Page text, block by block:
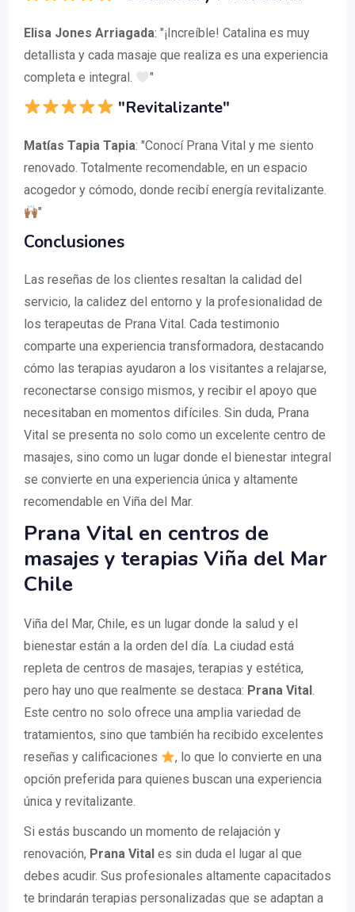
Elisa Jones Arriagada: "¡Increíble! Catalina es muy
detallista y cada masaje que realiza es una experiencia
completa e integral.
"
"Revitalizante"
Matías Tapia Tapia: "Conocí Prana Vital y me siento
renovado. Totalmente recomendable, en un espacio
acogedor y cómodo, donde recibí energía revitalizante.
"
Conclusiones
Las reseñas de los clientes resaltan la calidad del
servicio, la calidez del entorno y la profesionalidad de
los terapeutas de Prana Vital. Cada testimonio
comparte una experiencia transformadora, destacando
cómo las terapias ayudaron a los visitantes a relajarse,
reconectarse consigo mismos, y recibir el apoyo que
necesitaban en momentos difíciles. Sin duda, Prana
Vital se presenta no solo como un excelente centro de
masajes, sino como un lugar donde el bienestar integral
se convierte en una experiencia única y altamente
recomendable en Viña del Mar.
Prana Vital en centros de
masajes y terapias Viña del Mar
Chile
Viña del Mar, Chile, es un lugar donde la salud y el
bienestar están a la orden del día. La ciudad está
repleta de centros de masajes, terapias y estética,
pero hay uno que realmente se destaca: Prana Vital .
Este centro no solo ofrece una amplia variedad de
tratamientos, sino que también ha recibido excelentes
reseñas y calificaciones
, lo que lo convierte en una
opción preferida para quienes buscan una experiencia
única y revitalizante.
Si estás buscando un momento de relajación y
renovación, Prana Vital es sin duda el lugar al que
debes acudir. Sus profesionales altamente capacitados
te brindarán terapias personalizadas que se adaptan a